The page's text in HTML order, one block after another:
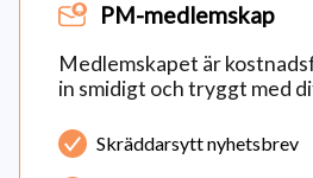
PM-medlemskap
Medlemskapet är
in smidigt och tryggt med
Skräddarsytt nyhetsbrev